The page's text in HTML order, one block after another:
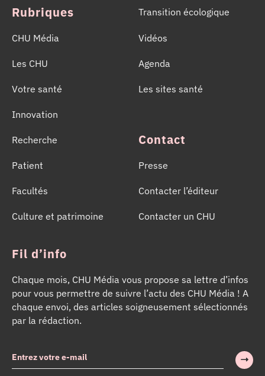
Rubriques
CHU Média
Les CHU
Votre santé
Innovation
Recherche
Patient
Facultés
Culture et patrimoine
Transition écologique
Vidéos
Agenda
Les sites santé
Contact
Presse
Contacter l’éditeur
Contacter un CHU
Fil d’info
Chaque mois, CHU Média vous propose sa lettre d’infos
pour vous permettre de suivre l’actu des CHU Média ! A
chaque envoi, des articles soigneusement sélectionnés
par la rédaction.